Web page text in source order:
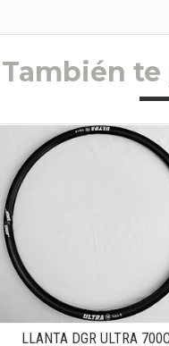
También
LLANTA DGR ULTRA